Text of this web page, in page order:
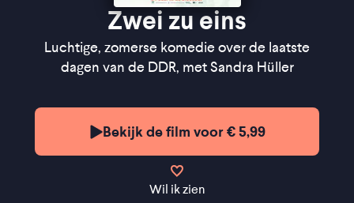
Zwei zu eins
Luchtige, zomerse komedie over de laatste
dagen van de DDR, met Sandra Hüller
Bekijk de film voor € 5,99
Wil ik zien